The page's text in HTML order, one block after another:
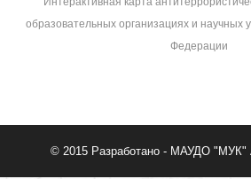
образовательных организациях и научных
Федерации
© 2015 Разработано - МАУДО "МУК"